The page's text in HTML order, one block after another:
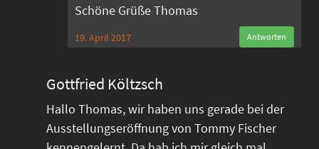
Schöne Grüße Thomas
19. April 2017 Antworten
Gottfried Költzsch
Hallo Thomas, wir haben uns gerade bei der
Ausstellungseröffnung von Tommy Fischer